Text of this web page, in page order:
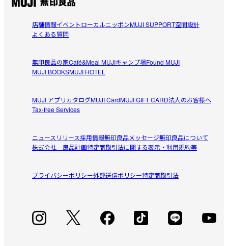
店舗情報イベントローカルニッポンMUJI SUPPORT空間設計
よくある質問
無印良品の家Café&Meal MUJIキャンプ場Found MUJI
MUJI BOOKSMUJI HOTEL
MUJI アプリカタログMUJI CardMUJI GIFT CARD法人のお客様へ
Tax-free Services
ニュースリリース採用情報無印良品メッセージ無印良品について
株式会社 良品計画特定商取引法に関する表示・利用規約等
プライバシーポリシー外部送信ポリシー特定商取引法